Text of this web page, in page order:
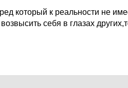
который к реальности не
себя в глазах